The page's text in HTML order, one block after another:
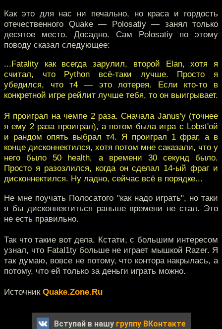
Как это для нас ни печально, но краса и гордость
отечественного Quake — Polosatiy — занял только
десятое место. Досадно. Сам Polosatiy по этому
поводу сказал следующее:
...Fatality как всегда зарулил, второй Elan, хотя я
считал, что Python всё-таки лучше. Просто я
убедился, что т4 — это лотерея. Если кто-то в
конкретной игре рейлит лучше тебя, то он выигрывает.
Я проиграл на чемпе 2 раза. Сначала Janus'у (точнее
я ему 2 раза проиграл), а потом была игра с Lobst'ой
и рандом опять выбрал т4. Я проиграл 1 фраг, а в
конце дисконнектился, хотя потом мне саказали, что у
него было 50 health, а времени 30 секунд было.
Просто я разозлился, когда он сделал 14-ый фраг и
дисконнектился. Ну ладно, сейчас всё в порядке...
Не мне поучать Полосатого "как надо играть", но таки
я бы дисконнектиться раньше времени не стал. Это
не есть правильно.
Так что такие вот дела. Кстати, с большим интересом
узнал, что Fatal1ty больше не играет мышкой Razer. Я
так думаю, вовсе не потому, что контора накрылась, а
потому, что ей только за деньги играть можно.
Источник Quake.Zone.Ru
Вступай в нашу группу ВКонтакте